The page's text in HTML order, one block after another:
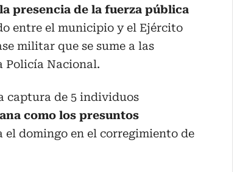
presencia de la fuerza pública
entre el municipio y el Ejército
militar que se sume a las
Policía Nacional.
captura de 5 individuos
como los presuntos
el domingo en el corregimiento de